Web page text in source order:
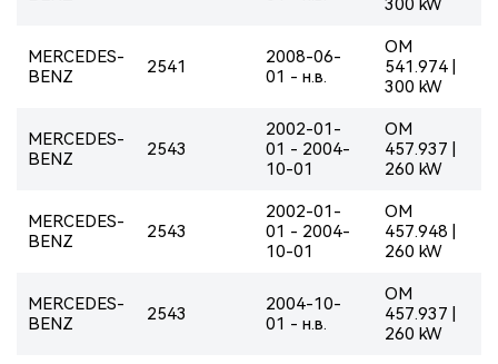
MERCEDES-
BENZ
2541
2008-06-
01 - н.в.
OM
541.974 |
300 kW
MERCEDES-
BENZ
2543
2002-01-
01 - 2004-
10-01
OM
457.937 |
260 kW
MERCEDES-
BENZ
2543
2002-01-
01 - 2004-
10-01
OM
457.948 |
260 kW
MERCEDES-
BENZ
2543
2004-10-
01 - н.в.
OM
457.937 |
260 kW